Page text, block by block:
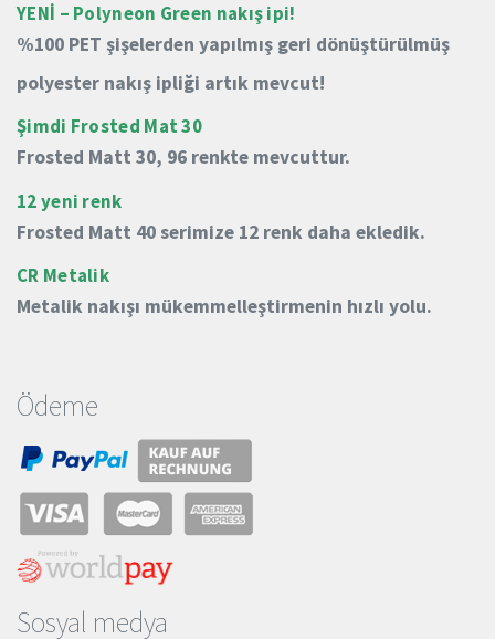
Ödeme
Sosyal medya
YENİ – Polyneon Green nakış ipi!
%100 PET şişelerden yapılmış geri dönüştürülmüş
polyester nakış ipliği artık mevcut!
Şimdi Frosted Mat 30
Frosted Matt 30, 96 renkte mevcuttur.
12 yeni renk
Frosted Matt 40 serimize 12 renk daha ekledik.
CR Metalik
Metalik nakışı mükemmelleştirmenin hızlı yolu.